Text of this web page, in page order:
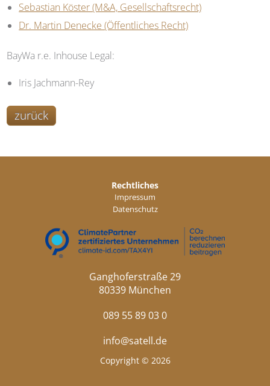
Sebastian Köster (M&A, Gesellschaftsrecht)
Dr. Martin Denecke (Öffentliches Recht)
BayWa r.e. Inhouse Legal:
Iris Jachmann-Rey
zurück
Rechtliches
Impressum
Datenschutz
Ganghoferstraße 29
80339 München
089 55 89 03 0
info@satell.de
Copyright © 2026